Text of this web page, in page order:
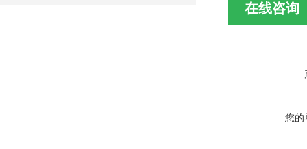
在线咨询
您的